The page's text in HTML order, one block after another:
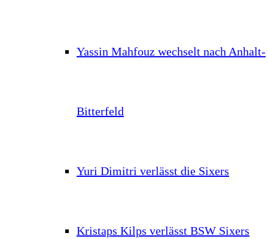
Yassin Mahfouz wechselt nach Anhalt-
Bitterfeld
Yuri Dimitri verlässt die Sixers
Kristaps Kilps verlässt BSW Sixers